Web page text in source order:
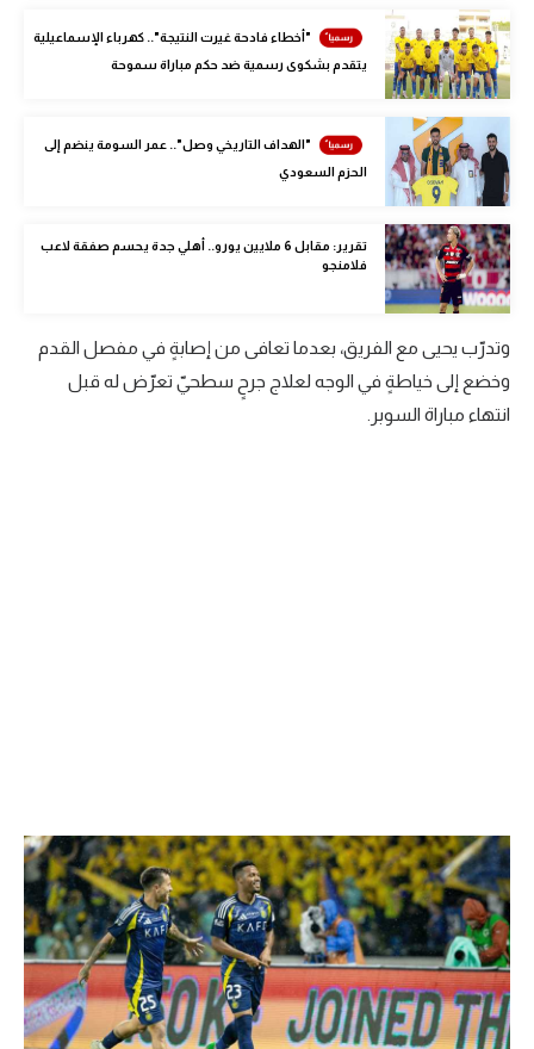
كرة السلة الأمريكية
كرة سلة
كرة يد
كرة طائرة
الوطن العربي
في المونديال
رياضة نسائية
آسيا
أمريكا
كويز في الجول
فيديو في الجول
"أخطاء فادحة غيرت النتيجة".. كهرباء الإسماعيلية
يتقدم بشكوى رسمية ضد حكم مباراة سموحة
"الهداف التاريخي وصل".. عمر السومة ينضم إلى
الحزم السعودي
تقرير: مقابل 6 ملايين يورو.. أهلي جدة يحسم صفقة لاعب
فلامنجو
وتدرّب يحيى مع الفريق، بعدما تعافى من إصابةٍ في مفصل القدم
وخضع إلى خياطةٍ في الوجه لعلاج جرحٍ سطحيّ تعرّض له قبل
انتهاء مباراة السوبر.